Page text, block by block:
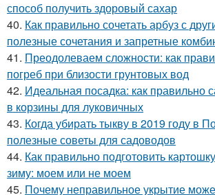
способ получить здоровый сахар
40. Как правильно сочетать арбуз с
полезные сочетания и запретные
41. Преодолеваем сложности: как
погреб при близости грунтовых вод
42. Идеальная посадка: как правильно
в корзины для луковичных
43. Когда убирать тыкву в 2019 году в
полезные советы для садоводов
44. Как правильно подготовить
зиму: моем или не моем
45. Почему неправильное укрытие